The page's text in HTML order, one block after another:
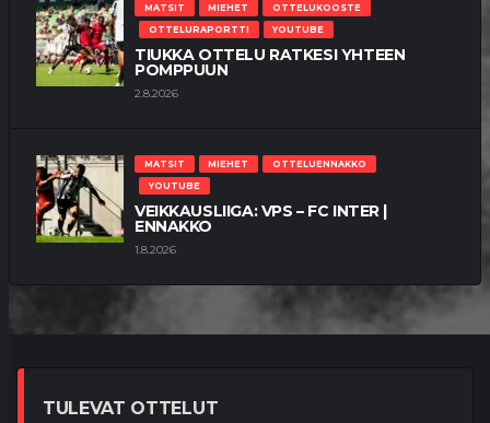
MATSIT MIEHET
OTTELUKOOSTE
OTTELURAPORTTI
YOUTUBE
TIUKKA OTTELU RATKESI YHTEEN
POMPPUUN
2.8.2026
MATSIT MIEHET
OTTELUENNAKKO
YOUTUBE
VEIKKAUSLIIGA: VPS – FC INTER |
ENNAKKO
1.8.2026
TULEVAT OTTELUT